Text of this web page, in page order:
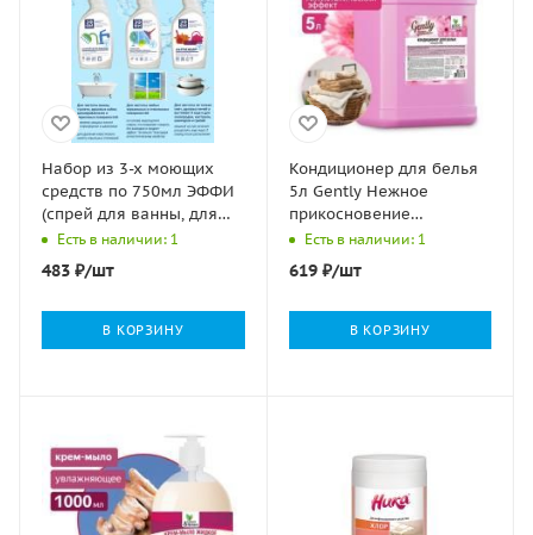
Набор из 3-х моющих
средств по 750мл ЭФФИ
(спрей для ванны, для
стекол и зеркал,
антижир) 1/5
Есть в наличии: 1
483 ₽/шт
В КОРЗИНУ
Кондиционер для белья
5л Gently Нежное
прикосновение
концентрат Clean&Green
Есть в наличии: 1
619₽/шт
В КОРЗИНУ